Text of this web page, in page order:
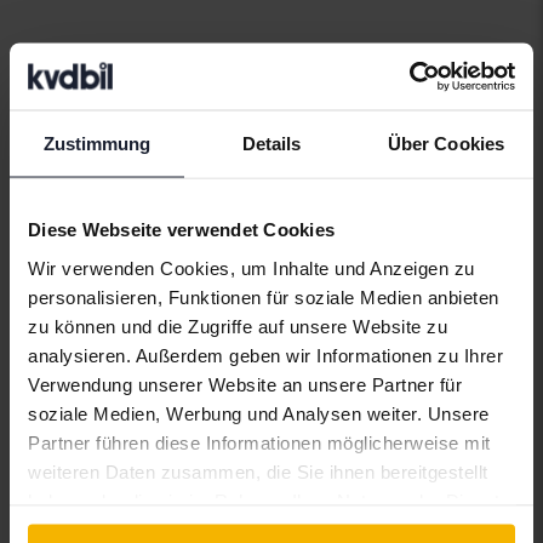
Zustimmung Details Über Cookies
Diese Webseite verwendet Cookies
Wir verwenden Cookies, um Inhalte und Anzeigen zu
personalisieren, Funktionen für soziale Medien anbieten
zu können und die Zugriffe auf unsere Website zu
analysieren. Außerdem geben wir Informationen zu Ihrer
Verwendung unserer Website an unsere Partner für
soziale Medien, Werbung und Analysen weiter. Unsere
Partner führen diese Informationen möglicherweise mit
weiteren Daten zusammen, die Sie ihnen bereitgestellt
gesammelt haben.
Automarken
Audi
Bentley
BMW
BYD
Cadillac
Jaguar
Jeep
KIA
Land Rover
Lexus
Porsche
Renault
Rolls-Royce
Saab
SEAT